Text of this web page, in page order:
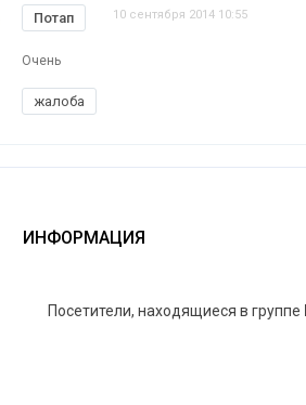
Потап 10 сентября 2014 10:55
Очень
жалоба
ИНФОРМАЦИЯ
Посетители, находящиеся в группе